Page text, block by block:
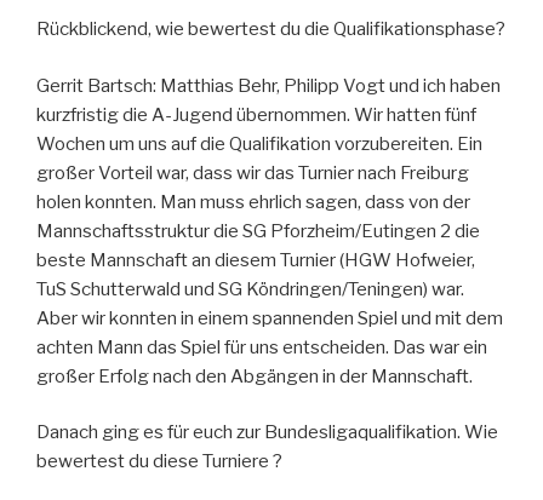
Rückblickend, wie bewertest du die Qualifikationsphase?
Gerrit Bartsch: Matthias Behr, Philipp Vogt und ich haben
kurzfristig die A-Jugend übernommen. Wir hatten fünf
Wochen um uns auf die Qualifikation vorzubereiten. Ein
großer Vorteil war, dass wir das Turnier nach Freiburg
holen konnten. Man muss ehrlich sagen, dass von der
Mannschaftsstruktur die SG Pforzheim/Eutingen 2 die
beste Mannschaft an diesem Turnier (HGW Hofweier,
TuS Schutterwald und SG Köndringen/Teningen) war.
Aber wir konnten in einem spannenden Spiel und mit dem
achten Mann das Spiel für uns entscheiden. Das war ein
großer Erfolg nach den Abgängen in der Mannschaft.
Danach ging es für euch zur Bundesligaqualifikation. Wie
bewertest du diese Turniere ?